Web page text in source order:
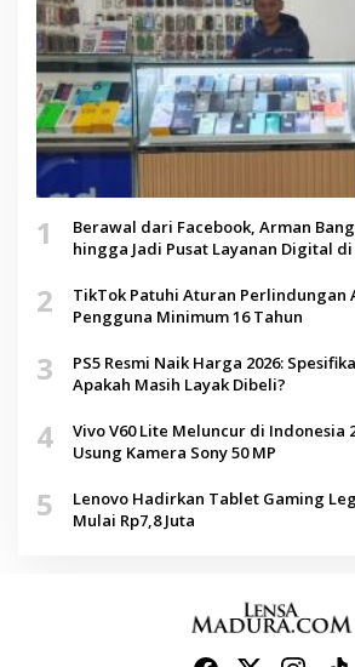
1
Berawal dari Facebook, Arman
hingga Jadi Pusat Layanan Digital
2
TikTok Patuhi Aturan Perlindungan
Pengguna Minimum 16 Tahun
3
PS5 Resmi Naik Harga 2026:
Apakah Masih Layak Dibeli?
4
Vivo V60 Lite Meluncur di Indonesia
Usung Kamera Sony 50 MP
5
Lenovo Hadirkan Tablet Gaming
Mulai Rp7,8 Juta